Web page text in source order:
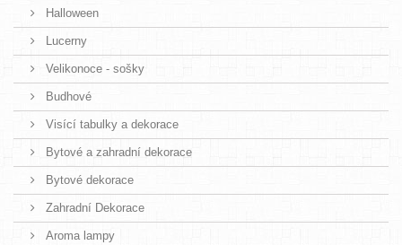
Halloween
Lucerny
Velikonoce - sošky
Budhové
Visící tabulky a dekorace
Bytové a zahradní dekorace
Bytové dekorace
Zahradní Dekorace
Aroma lampy